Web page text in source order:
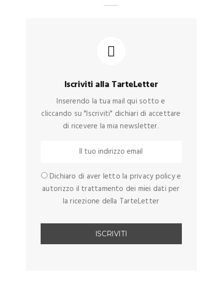
Iscriviti alla TarteLetter
Inserendo la tua mail qui sotto e
cliccando su "Iscriviti" dichiari di accettare
di ricevere la mia newsletter.
Dichiaro di aver letto la privacy policy e
autorizzo il trattamento dei miei dati per
la ricezione della TarteLetter